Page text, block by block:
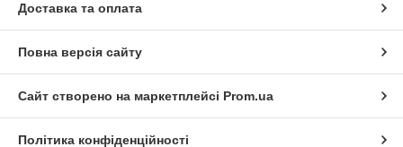
Доставка та оплата
Повна версія сайту
Сайт створено на маркетплейсі Prom.ua
Політика конфіденційності